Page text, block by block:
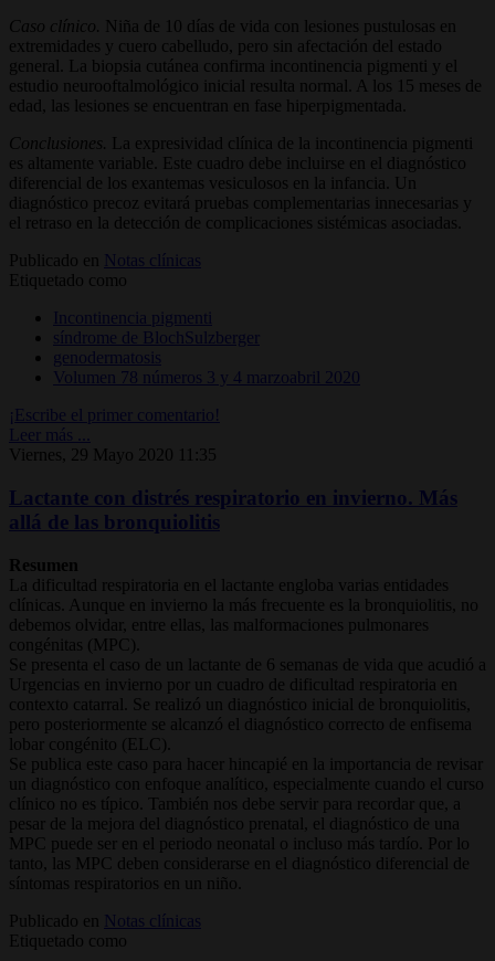
Caso clínico. Niña de 10 días de vida con lesiones pustulosas en
extremidades y cuero cabelludo, pero sin afectación del estado
general. La biopsia cutánea confirma incontinencia pigmenti y el
estudio neurooftalmológico inicial resulta normal. A los 15 meses de
edad, las lesiones se encuentran en fase hiperpigmentada.
Conclusiones. La expresividad clínica de la incontinencia pigmenti
es altamente variable. Este cuadro debe incluirse en el diagnóstico
diferencial de los exantemas vesiculosos en la infancia. Un
diagnóstico precoz evitará pruebas complementarias innecesarias y
el retraso en la detección de complicaciones sistémicas asociadas.
Publicado en
Notas clínicas
Etiquetado como
Incontinencia pigmenti
síndrome de BlochSulzberger
genodermatosis
Volumen 78 números 3 y 4 marzoabril 2020
¡Escribe el primer comentario!
Leer más ...
Viernes, 29 Mayo 2020 11:35
Lactante con distrés respiratorio en invierno. Más
allá de las bronquiolitis
Resumen
La dificultad respiratoria en el lactante engloba varias entidades
clínicas. Aunque en invierno la más frecuente es la bronquiolitis, no
debemos olvidar, entre ellas, las malformaciones pulmonares
congénitas (MPC).
Se presenta el caso de un lactante de 6 semanas de vida que acudió a
Urgencias en invierno por un cuadro de dificultad respiratoria en
contexto catarral. Se realizó un diagnóstico inicial de bronquiolitis,
pero posteriormente se alcanzó el diagnóstico correcto de enfisema
lobar congénito (ELC).
Se publica este caso para hacer hincapié en la importancia de revisar
un diagnóstico con enfoque analítico, especialmente cuando el curso
clínico no es típico. También nos debe servir para recordar que, a
pesar de la mejora del diagnóstico prenatal, el diagnóstico de una
MPC puede ser en el periodo neonatal o incluso más tardío. Por lo
tanto, las MPC deben considerarse en el diagnóstico diferencial de
síntomas respiratorios en un niño.
Publicado en
Notas clínicas
Etiquetado como